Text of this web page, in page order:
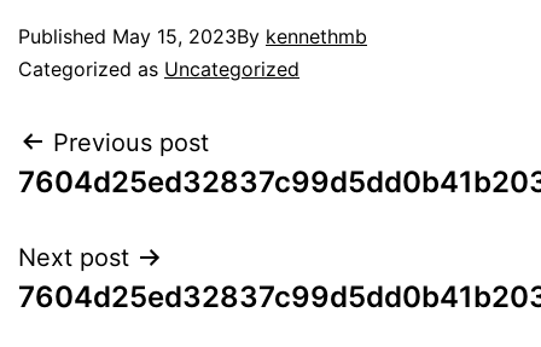
Published May 15, 2023By kennethmb
Categorized as Uncategorized
Previous post
Next post